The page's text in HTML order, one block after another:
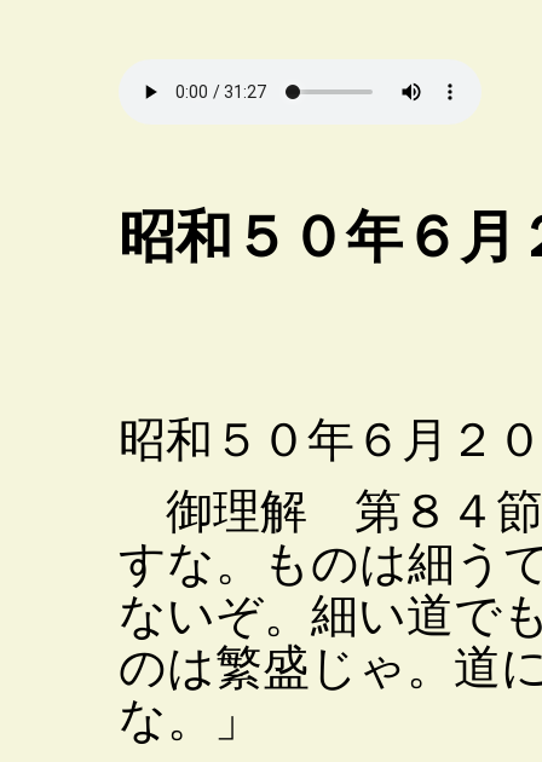
昭和５０年６
昭和５０年６月２
御理解 第８４
すな。ものは細う
ないぞ。細い道で
のは繁盛じゃ。道
な。」